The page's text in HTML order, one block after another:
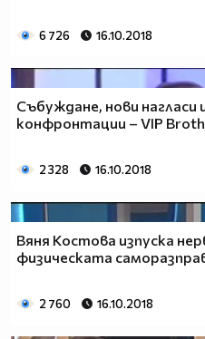
6 726 16.10.2018
Събуждане, нови нагласи
конфронтации – VIP
2 328 16.10.2018
Вяня Костова изпуска
физическата
2 760 16.10.2018